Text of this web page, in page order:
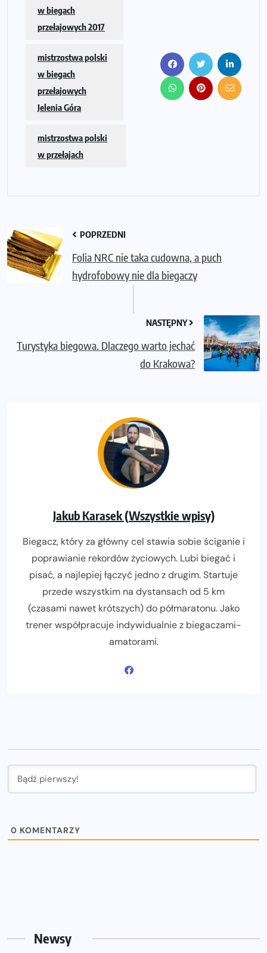
w biegach
przełajowych 2017
mistrzostwa polski
w biegach
przełajowych
Jelenia Góra
mistrzostwa polski
w przełajach
POPRZEDNI
Folia NRC nie taka cudowna, a puch
hydrofobowy nie dla biegaczy
NASTĘPNY
Turystyka biegowa. Dlaczego warto jechać
do Krakowa?
Jakub Karasek (Wszystkie wpisy)
Biegacz, który za główny cel stawia sobie ściganie i
poprawianie rekordów życiowych. Lubi biegać i
pisać, a najlepiej łączyć jedno z drugim. Startuje
przede wszystkim na dystansach od 5 km
(czasami nawet krótszych) do półmaratonu. Jako
trener współpracuje indywidualnie z biegaczami-
amatorami.
0 KOMENTARZY
Newsy